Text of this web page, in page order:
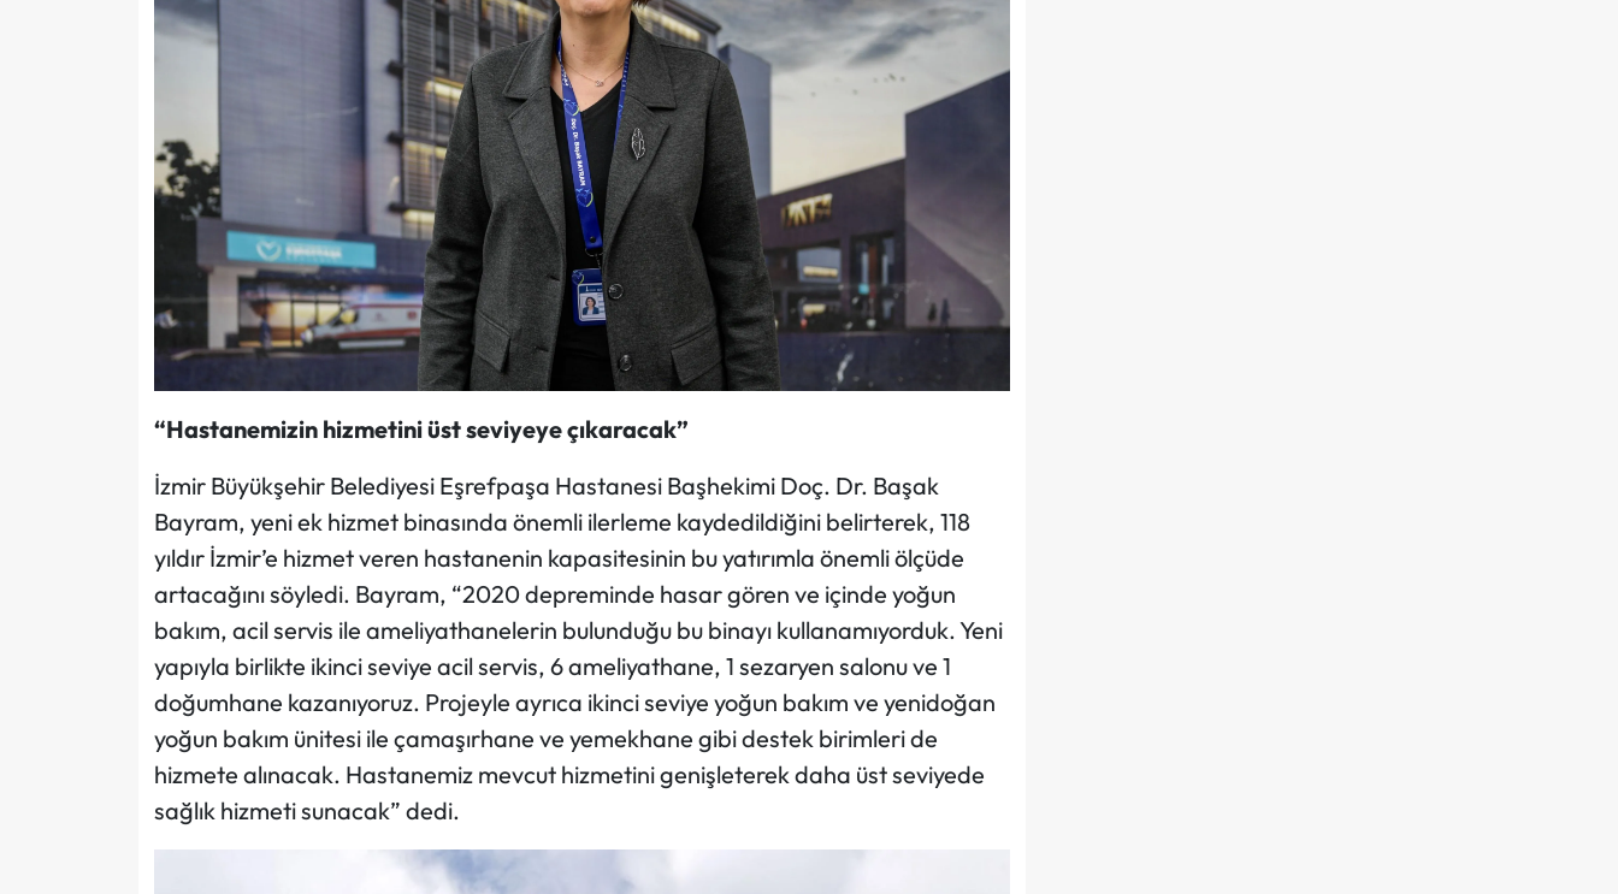
“Hastanemizin hizmetini üst seviyeye çıkaracak”
İzmir Büyükşehir Belediyesi Eşrefpaşa Hastanesi Başhekimi Doç. Dr. Başak
Bayram, yeni ek hizmet binasında önemli ilerleme kaydedildiğini belirterek, 118
yıldır İzmir’e hizmet veren hastanenin kapasitesinin bu yatırımla önemli ölçüde
artacağını söyledi. Bayram, “2020 depreminde hasar gören ve içinde yoğun
bakım, acil servis ile ameliyathanelerin bulunduğu bu binayı kullanamıyorduk. Yeni
yapıyla birlikte ikinci seviye acil servis, 6 ameliyathane, 1 sezaryen salonu ve 1
doğumhane kazanıyoruz. Projeyle ayrıca ikinci seviye yoğun bakım ve yenidoğan
yoğun bakım ünitesi ile çamaşırhane ve yemekhane gibi destek birimleri de
hizmete alınacak. Hastanemiz mevcut hizmetini genişleterek daha üst seviyede
sağlık hizmeti sunacak” dedi.